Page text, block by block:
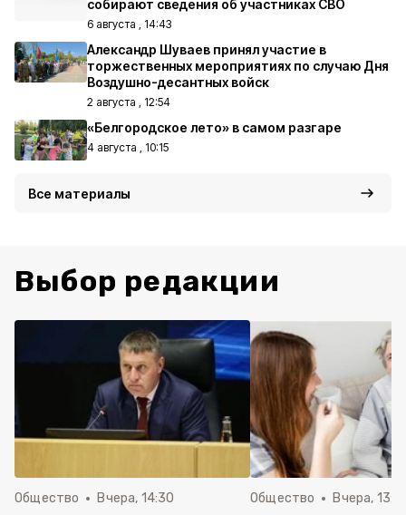
собирают сведения об участниках СВО
6 августа , 14:43
Александр Шуваев принял участие в
торжественных мероприятиях по случаю Дня
Воздушно-десантных войск
2 августа , 12:54
«Белгородское лето» в самом разгаре
4 августа , 10:15
Все материалы
Выбор редакции
Общество Вчера, 14:30 Общество Вчера,